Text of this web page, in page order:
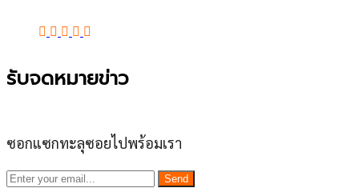
รับจดหมายข่าว
ซอกแซกทะลุซอยไปพร้อมเรา
Send